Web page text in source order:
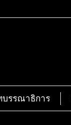
บรรณาธิการ